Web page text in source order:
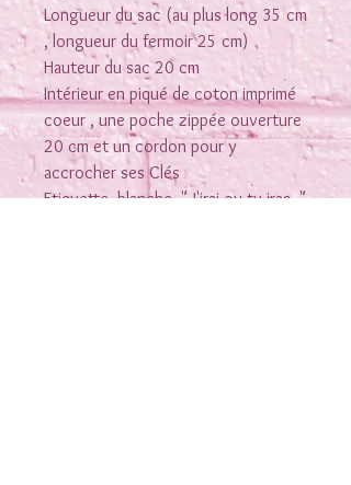
Longueur du sac (au plus long 35 cm
, longueur du fermoir 25 cm)
Hauteur du sac 20 cm
Intérieur en piqué de coton imprimé
coeur , une poche zippée ouverture
20 cm et un cordon pour y
accrocher ses Clés
Etiquette blanche " J'irai ou tu iras "